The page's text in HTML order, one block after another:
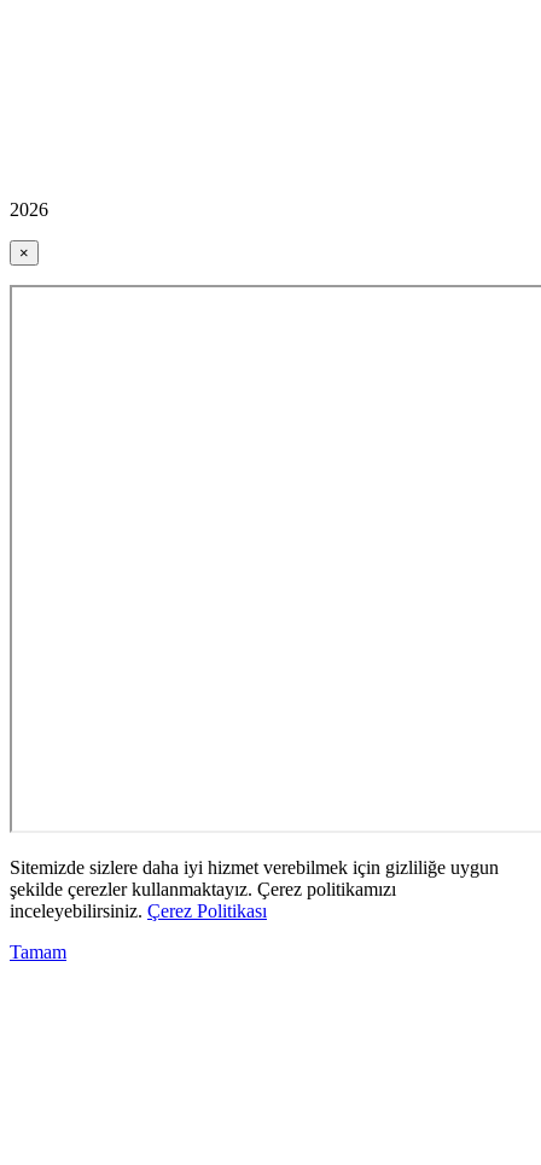
2026
×
Sitemizde sizlere daha iyi hizmet verebilmek için gizliliğe uygun
şekilde çerezler kullanmaktayız. Çerez politikamızı
inceleyebilirsiniz. Çerez Politikası
Tamam